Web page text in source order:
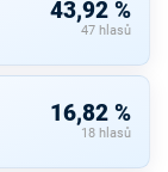
43,92 %
47 hlasů
16,82 %
18 hlasů